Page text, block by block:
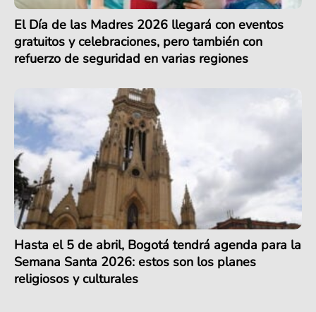
El Día de las Madres 2026 llegará con eventos
gratuitos y celebraciones, pero también con
refuerzo de seguridad en varias regiones
Hasta el 5 de abril, Bogotá tendrá agenda para la
Semana Santa 2026: estos son los planes
religiosos y culturales